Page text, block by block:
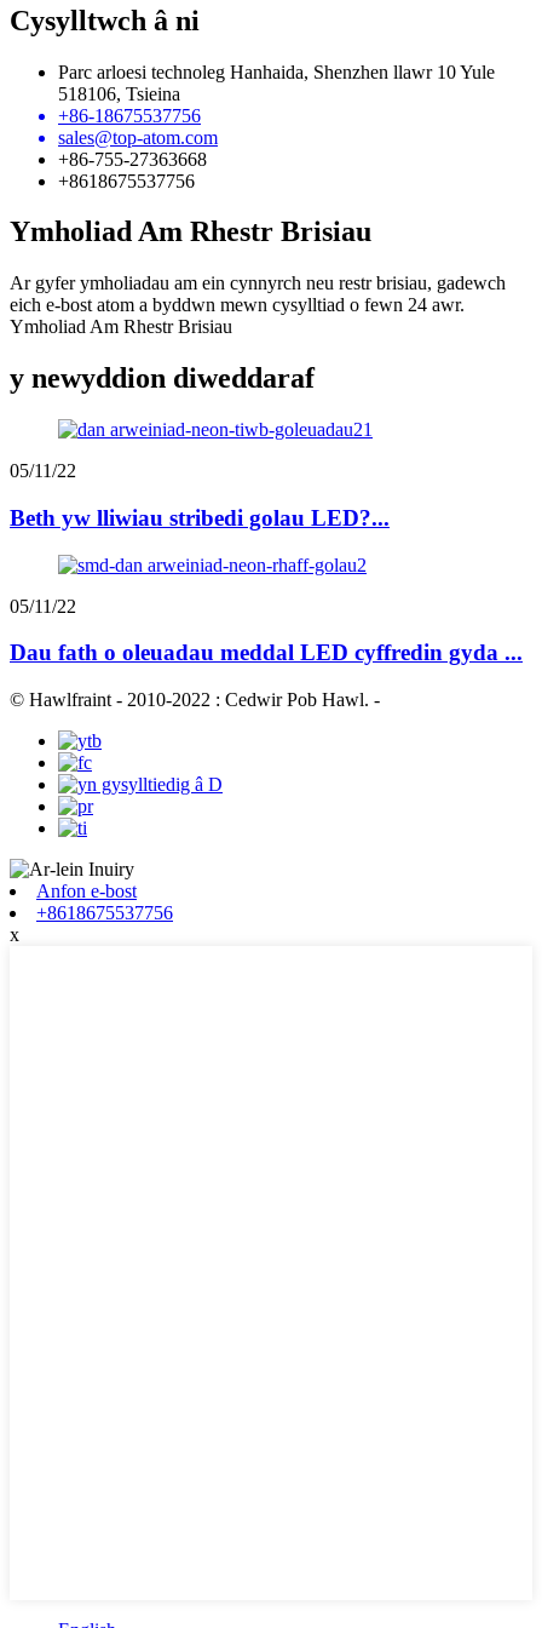
Cysylltwch â ni
Parc arloesi technoleg Hanhaida, Shenzhen llawr 10 Yule
518106, Tsieina
+86-18675537756
sales@top-atom.com
+86-755-27363668
+8618675537756
Ymholiad Am Rhestr Brisiau
Ar gyfer ymholiadau am ein cynnyrch neu restr brisiau, gadewch
eich e-bost atom a byddwn mewn cysylltiad o fewn 24 awr.
Ymholiad Am Rhestr Brisiau
y newyddion diweddaraf
05/11/22
Beth yw lliwiau stribedi golau LED?...
05/11/22
Dau fath o oleuadau meddal LED cyffredin gyda ...
© Hawlfraint - 2010-2022 : Cedwir Pob Hawl. -
Anfon e-bost
+8618675537756
x